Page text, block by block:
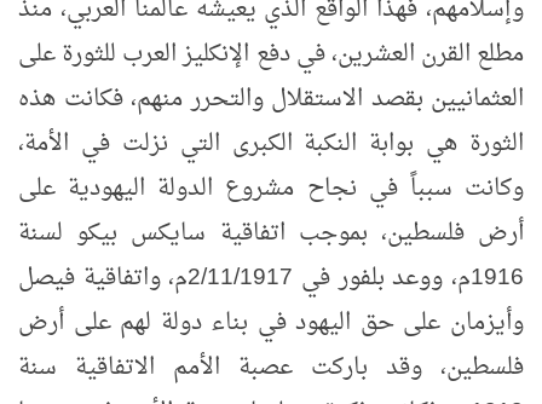
وإسلامهم، فهذا الواقع الذي يعيشه عالمنا العربي، منذ
مطلع القرن العشرين، في دفع الإنكليز العرب للثورة على
العثمانيين بقصد الاستقلال والتحرر منهم، فكانت هذه
الثورة هي بوابة النكبة الكبرى التي نزلت في الأمة،
وكانت سبباً في نجاح مشروع الدولة اليهودية على
أرض فلسطين، بموجب اتفاقية سايكس بيكو لسنة
1916م، ووعد بلفور في 2/11/1917م، واتفاقية فيصل
وأيزمان على حق اليهود في بناء دولة لهم على أرض
فلسطين، وقد باركت عصبة الأمم الاتفاقية سنة